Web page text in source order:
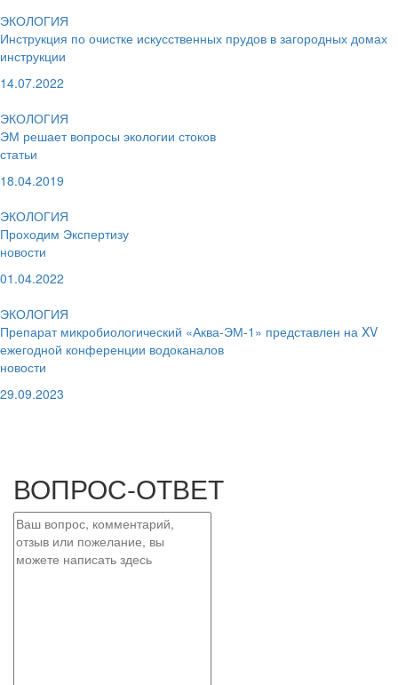
ЭКОЛОГИЯ
Инструкция по очистке искусственных прудов в загородных домах
инструкции
14.07.2022
ЭКОЛОГИЯ
ЭМ решает вопросы экологии стоков
статьи
18.04.2019
ЭКОЛОГИЯ
Проходим Экспертизу
новости
01.04.2022
ЭКОЛОГИЯ
Препарат микробиологический «Аква-ЭМ-1» представлен на XV
ежегодной конференции водоканалов
новости
29.09.2023
ВОПРОС-ОТВЕТ